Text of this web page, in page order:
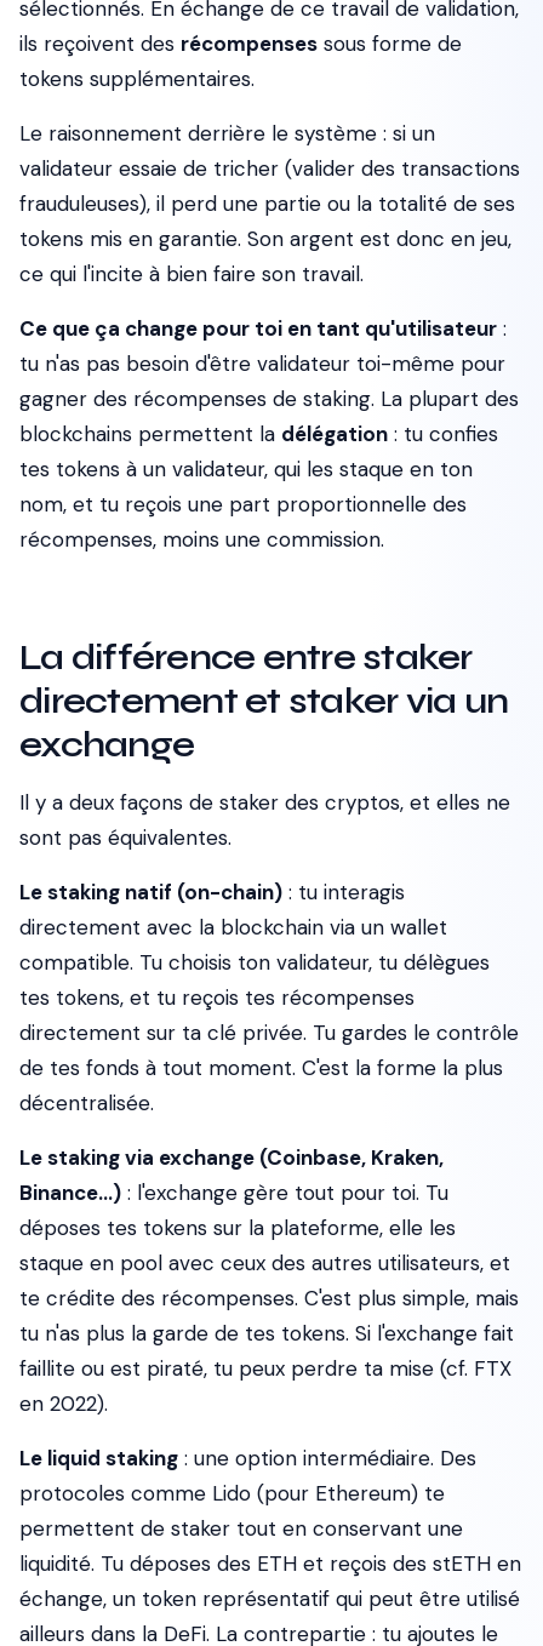
sélectionnés. En échange de ce travail de validation,
ils reçoivent des récompenses sous forme de
tokens supplémentaires.
Le raisonnement derrière le système : si un
validateur essaie de tricher (valider des transactions
frauduleuses), il perd une partie ou la totalité de ses
tokens mis en garantie. Son argent est donc en jeu,
ce qui l'incite à bien faire son travail.
Ce que ça change pour toi en tant qu'utilisateur :
tu n'as pas besoin d'être validateur toi-même pour
gagner des récompenses de staking. La plupart des
blockchains permettent la délégation : tu confies
tes tokens à un validateur, qui les staque en ton
nom, et tu reçois une part proportionnelle des
récompenses, moins une commission.
La différence entre staker
directement et staker via un
exchange
Il y a deux façons de staker des cryptos, et elles ne
sont pas équivalentes.
Le staking natif (on-chain) : tu interagis
directement avec la blockchain via un wallet
compatible. Tu choisis ton validateur, tu délègues
tes tokens, et tu reçois tes récompenses
directement sur ta clé privée. Tu gardes le contrôle
de tes fonds à tout moment. C'est la forme la plus
décentralisée.
Le staking via exchange (Coinbase, Kraken,
Binance...) : l'exchange gère tout pour toi. Tu
déposes tes tokens sur la plateforme, elle les
staque en pool avec ceux des autres utilisateurs, et
te crédite des récompenses. C'est plus simple, mais
tu n'as plus la garde de tes tokens. Si l'exchange fait
faillite ou est piraté, tu peux perdre ta mise (cf. FTX
en 2022).
Le liquid staking : une option intermédiaire. Des
protocoles comme Lido (pour Ethereum) te
permettent de staker tout en conservant une
liquidité. Tu déposes des ETH et reçois des stETH en
échange, un token représentatif qui peut être utilisé
ailleurs dans la DeFi. La contrepartie : tu ajoutes le